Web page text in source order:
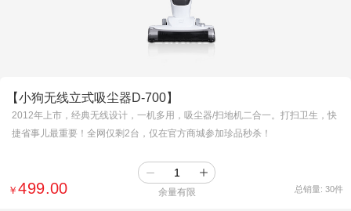
【小狗无线立式吸尘器D-700】
2012年上市，经典无线设计，一机多用，吸尘器/扫地机二合一。打扫卫生，快
捷省事儿最重要！全网仅剩2台，仅在官方商城参加珍品秒杀！
￥499.00 余量有限 总销量: 30件